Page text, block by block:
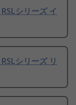
シリーズ イ
シリーズ リ